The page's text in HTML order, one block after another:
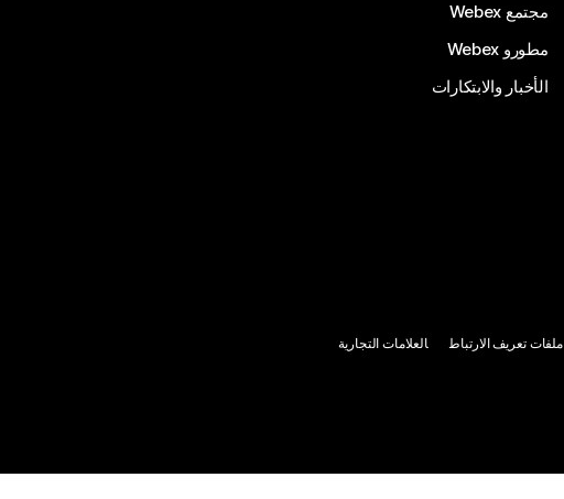
مجتمع Webex
مطورو Webex
الأخبار والابتكارات
ملفات تعريف الارتباط العلامات التجارية